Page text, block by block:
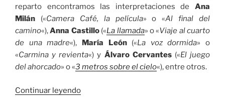
reparto encontramos las interpretaciones de Ana
Milán («Camera Café, la película» o «Al final del
camino«),Anna Castillo(«La llamada» o «Viaje al cuarto
de una madre«), María León («La voz dormida» o
«Carmina y revienta«) y Álvaro Cervantes(«El juego
del ahorcado» o «3 metros sobre el cielo«), entre otros.
Continuar leyendo«Donde